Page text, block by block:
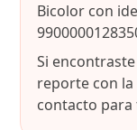
Bicolor con
Si
reporte con
contacto